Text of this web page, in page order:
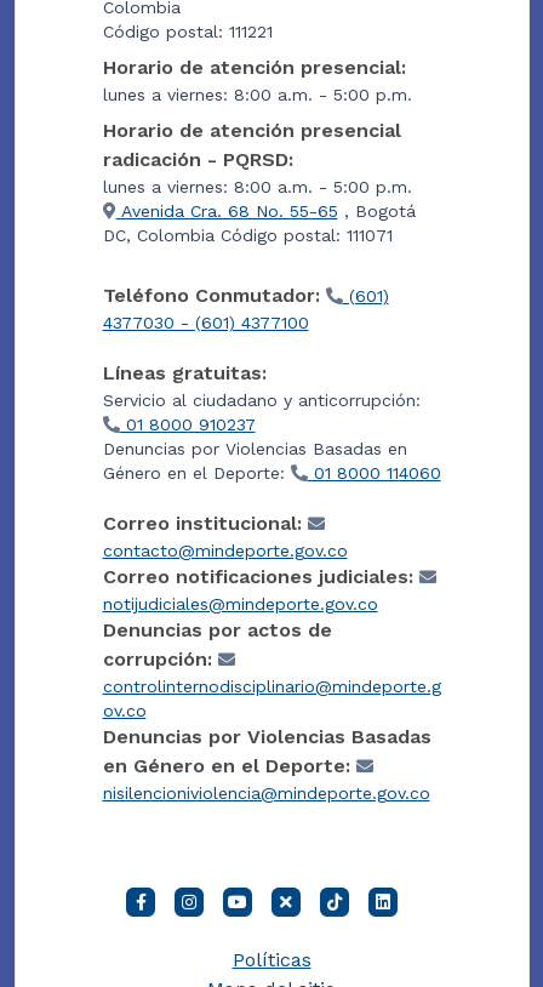
Colombia
Código postal: 111221
Horario de atención presencial:
lunes a viernes: 8:00 a.m. - 5:00 p.m.
Horario de atención presencial
radicación - PQRSD:
lunes a viernes: 8:00 a.m. - 5:00 p.m.
Avenida Cra. 68 No. 55-65 , Bogotá
DC, Colombia Código postal: 111071
Teléfono Conmutador:
(601)
4377030 - (601) 4377100
Líneas gratuitas:
Servicio al ciudadano y anticorrupción:
01 8000 910237
Denuncias por Violencias Basadas en
Género en el Deporte:
01 8000 114060
Correo institucional:
contacto@mindeporte.gov.co
Correo notificaciones judiciales:
notijudiciales@mindeporte.gov.co
Denuncias por actos de
corrupción:
controlinternodisciplinario@mindeporte.g
ov.co
Denuncias por Violencias Basadas
en Género en el Deporte:
nisilencioniviolencia@mindeporte.gov.co
Políticas